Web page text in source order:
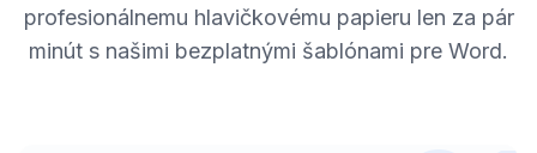
profesionálnemu hlavičkovému papieru len za pár
minút s našimi bezplatnými šablónami pre Word.